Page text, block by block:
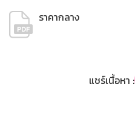
ราคากลาง
แชร์เนื้อหา :